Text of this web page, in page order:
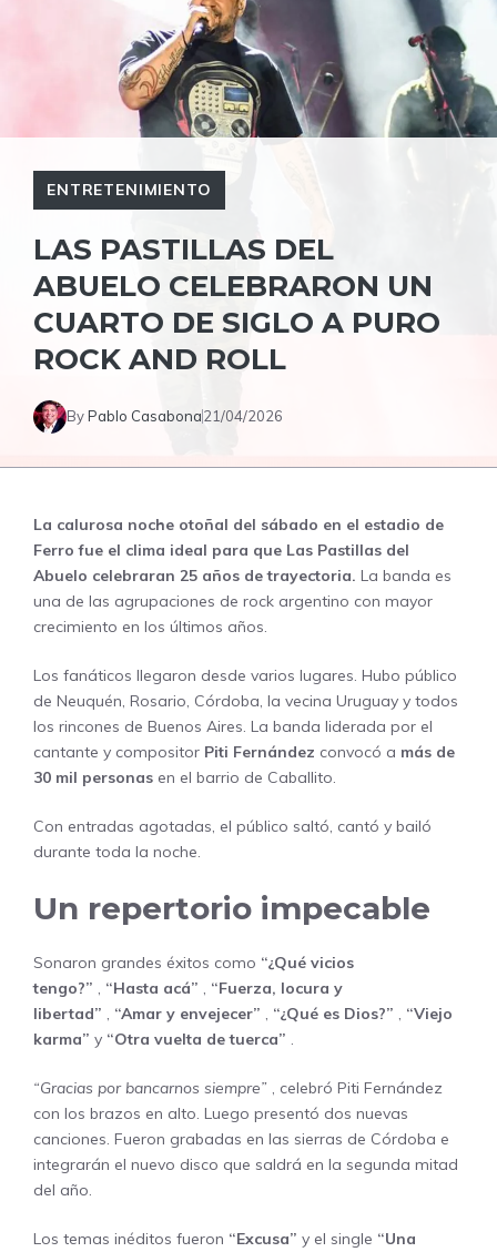
ENTRETENIMIENTO
LAS PASTILLAS DEL
ABUELO CELEBRARON UN
CUARTO DE SIGLO A PURO
ROCK AND ROLL
ByPablo Casabona21/04/2026
La calurosa noche otoñal del sábado en el estadio de
Ferro fue el clima ideal para que Las Pastillas del
Abuelo celebraran 25 años de trayectoria. La banda es
una de las agrupaciones de rock argentino con mayor
crecimiento en los últimos años.
Los fanáticos llegaron desde varios lugares. Hubo público
de Neuquén, Rosario, Córdoba, la vecina Uruguay y todos
los rincones de Buenos Aires. La banda liderada por el
cantante y compositor Piti Fernández convocó a más de
30 mil personas en el barrio de Caballito.
Con entradas agotadas, el público saltó, cantó y bailó
durante toda la noche.
Un repertorio impecable
Sonaron grandes éxitos como “¿Qué vicios
tengo?” , “Hasta acá” , “Fuerza, locura y
libertad” , “Amar y envejecer” , “¿Qué es Dios?” , “Viejo
karma” y “Otra vuelta de tuerca” .
“Gracias por bancarnos siempre” , celebró Piti Fernández
con los brazos en alto. Luego presentó dos nuevas
canciones. Fueron grabadas en las sierras de Córdoba e
integrarán el nuevo disco que saldrá en la segunda mitad
del año.
Los temas inéditos fueron “Excusa” y el single “Una